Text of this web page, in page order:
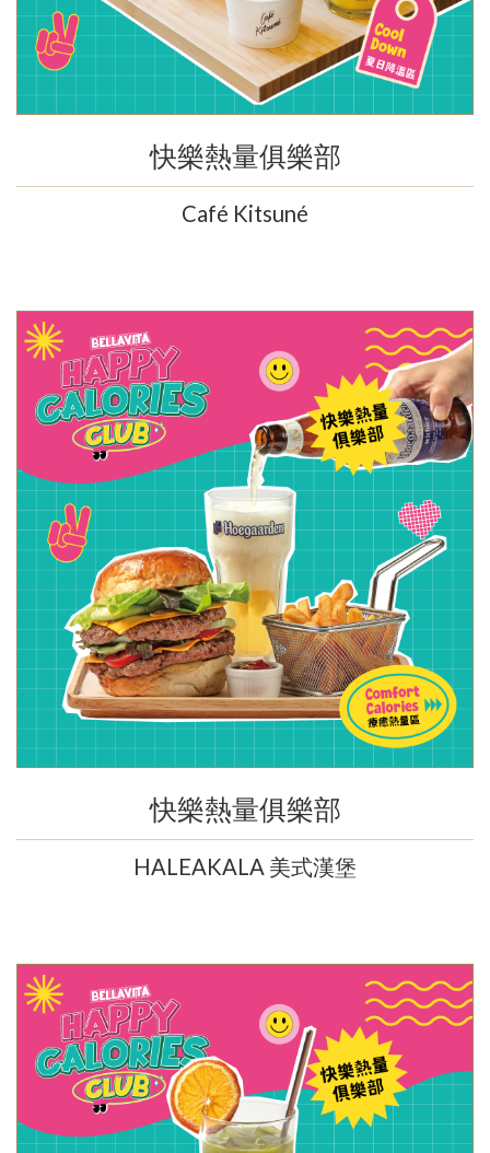
快樂熱量俱樂部
Café Kitsuné
快樂熱量俱樂部
HALEAKALA 美式漢堡